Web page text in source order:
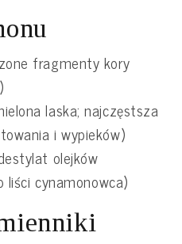
fragmenty kory
laska; najczęstsza
i wypieków)
olejków
cynamonowca)